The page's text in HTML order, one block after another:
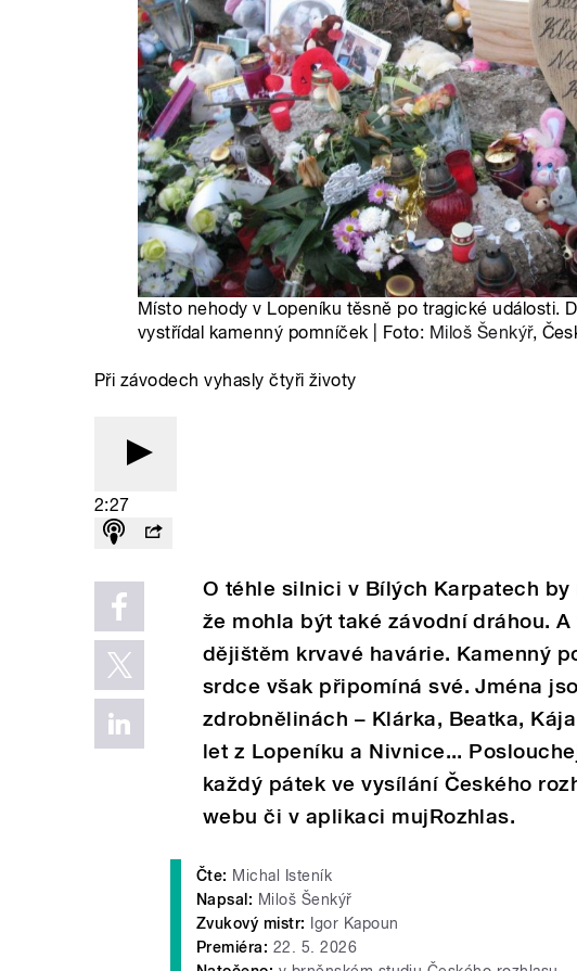
Místo nehody v Lopeníku těsně po tragické události.
vystřídal kamenný pomníček | Foto: Miloš Šenkýř,
Při závodech vyhasly čtyři životy
2:27
O téhle silnici v Bílých Karpatech
že mohla být také závodní dráhou.
dějištěm krvavé havárie. Kamenný
srdce však připomíná své. Jména
zdrobnělinách – Klárka, Beatka,
let z Lopeníku a Nivnice...
každý pátek ve vysílání Českého
webu či v aplikaci mujRozhlas.
Čte: Michal Isteník
Napsal: Miloš Šenkýř
Zvukový mistr:
Igor Kapoun
Premiéra: 22. 5. 2026